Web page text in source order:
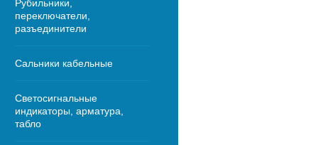
Рубильники,
переключатели,
разъединители
Сальники кабельные
Светосигнальные
индикаторы, арматура,
табло